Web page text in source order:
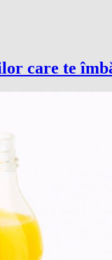
care te